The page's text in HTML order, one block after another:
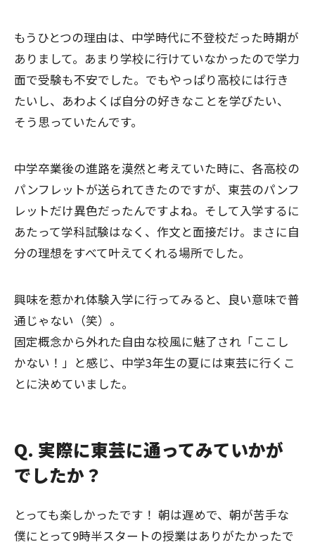
もうひとつの理由は、中学時代に不登校だった時期が
ありまして。あまり学校に行けていなかったので学力
面で受験も不安でした。でもやっぱり高校には行き
たいし、あわよくば自分の好きなことを学びたい、
そう思っていたんです。
中学卒業後の進路を漠然と考えていた時に、各高校の
パンフレットが送られてきたのですが、東芸のパンフ
レットだけ異色だったんですよね。そして入学するに
あたって学科試験はなく、作文と面接だけ。まさに自
分の理想をすべて叶えてくれる場所でした。
興味を惹かれ体験入学に行ってみると、良い意味で普
通じゃない（笑）。
固定概念から外れた自由な校風に魅了され「ここし
かない！」と感じ、中学3年生の夏には東芸に行くこ
とに決めていました。
Q. 実際に東芸に通ってみていかが
でしたか？
とっても楽しかったです！ 朝は遅めで、朝が苦手な
僕にとって9時半スタートの授業はありがたかったで